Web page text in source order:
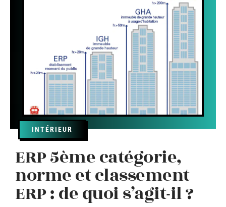
INTÉRIEUR
ERP 5ème catégorie,
norme et classement
ERP : de quoi s’agit-il ?